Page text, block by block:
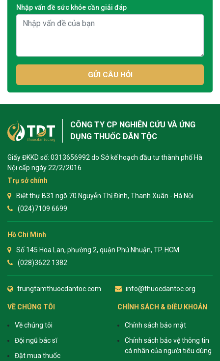
Nhập vấn đề sức khỏe cần giải đáp
GỬI CÂU HỎI
CÔNG TY CP NGHIÊN CỨU VÀ ỨNG
DỤNG THUỐC DÂN TỘC
Giấy ĐKKD số: 0313656992 do Sở kế hoạch đầu tư thành phố Hà
Nội cấp ngày 22/2/2016
Trụ sở chính
Biệt thự B31 ngõ 70 Nguyễn Thị Định, Thanh Xuân - Hà Nội
(024)7109 6699
Hồ Chí Minh
Số 145 Hoa Lan, phường 2, quận Phú Nhuận, TP. HCM
(028)3622 1382
trungtamthuocdantoc.com info@thuocdantoc.org
VỀ CHÚNG TÔI
Về chúng tôi
Đội ngũ bác sĩ
Đặt mua thuốc
CHÍNH SÁCH & ĐIỀU KHOẢN
Chính sách bảo mật
Chính sách bảo vệ thông tin
cá nhân của người tiêu dùng